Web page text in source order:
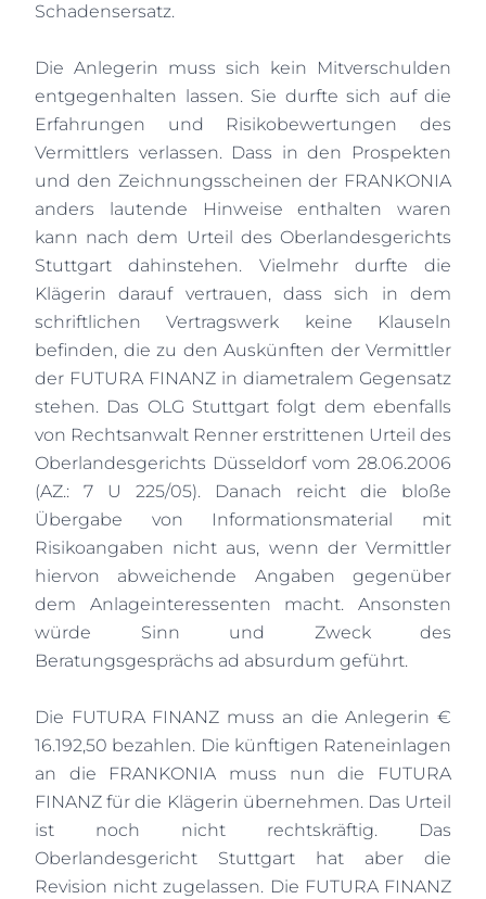
Schadensersatz.
Die Anlegerin muss sich kein Mitverschulden
entgegenhalten lassen. Sie durfte sich auf die
Erfahrungen und Risikobewertungen des
Vermittlers verlassen. Dass in den Prospekten
und den Zeichnungsscheinen der FRANKONIA
anders lautende Hinweise enthalten waren
kann nach dem Urteil des Oberlandesgerichts
Stuttgart dahinstehen. Vielmehr durfte die
Klägerin darauf vertrauen, dass sich in dem
schriftlichen Vertragswerk keine Klauseln
befinden, die zu den Auskünften der Vermittler
der FUTURA FINANZ in diametralem Gegensatz
stehen. Das OLG Stuttgart folgt dem ebenfalls
von Rechtsanwalt Renner erstrittenen Urteil des
Oberlandesgerichts Düsseldorf vom 28.06.2006
(AZ.: 7 U 225/05). Danach reicht die bloße
Übergabe von Informationsmaterial mit
Risikoangaben nicht aus, wenn der Vermittler
hiervon abweichende Angaben gegenüber
dem Anlageinteressenten macht. Ansonsten
würde Sinn und Zweck des
Beratungsgesprächs ad absurdum geführt.
Die FUTURA FINANZ muss an die Anlegerin €
16.192,50 bezahlen. Die künftigen Rateneinlagen
an die FRANKONIA muss nun die FUTURA
FINANZ für die Klägerin übernehmen. Das Urteil
ist noch nicht rechtskräftig. Das
Oberlandesgericht Stuttgart hat aber die
Revision nicht zugelassen. Die FUTURA FINANZ